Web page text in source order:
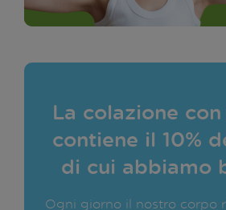
La colazione
contiene il 10%
di cui abbiamo
Ogni giorno il nostro corpo